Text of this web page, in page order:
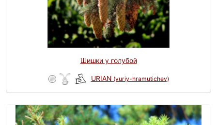
Шишки у голубой
URIAN (yuriy-hramutichev)